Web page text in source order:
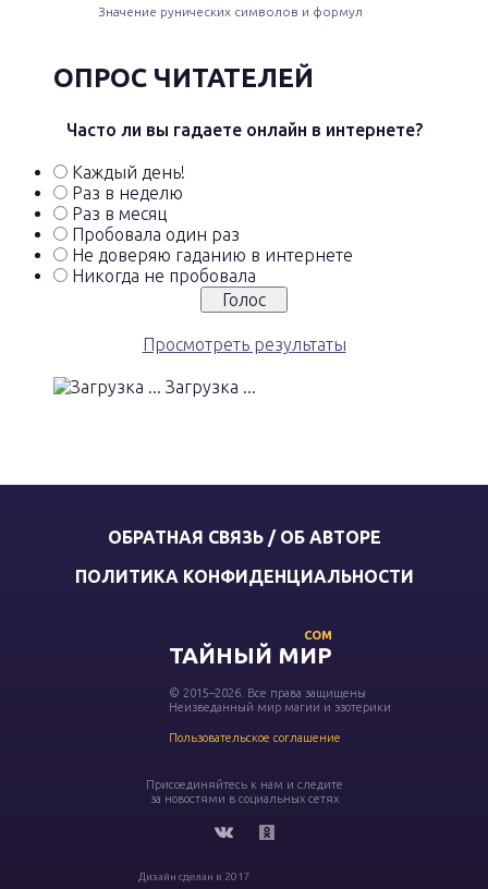
Значение рунических символов и формул
ОПРОС ЧИТАТЕЛЕЙ
Часто ли вы гадаете онлайн в интернете?
Каждый день!
Раз в неделю
Раз в месяц
Пробовала один раз
Не доверяю гаданию в интернете
Никогда не пробовала
Просмотреть результаты
Загрузка ...
ОБРАТНАЯ СВЯЗЬ / ОБ АВТОРЕ
ПОЛИТИКА КОНФИДЕНЦИАЛЬНОСТИ
ТАЙНЫЙ МИР
COM
© 2015–2026. Все права защищены
Неизведанный мир магии и эзотерики
Пользовательское соглашение
Присоединяйтесь к нам и следите
за новостями в социальных сетях
Дизайн сделан в 2017